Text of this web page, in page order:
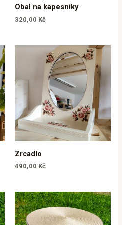
Obal na kapesníky
320,00 Kč
Zrcadlo
490,00 Kč